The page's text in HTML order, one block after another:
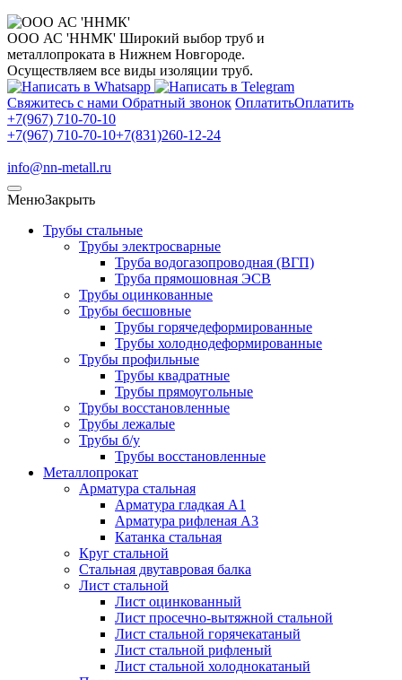
ООО АС 'ННМК' Широкий выбор труб и
металлопроката в Нижнем Новгороде.
Осуществляем все виды изоляции труб.
Свяжитесь с нами Обратный звонок ОплатитьОплатить
+7(967) 710-70-10
+7(967) 710-70-10+7(831)260-12-24
info@nn-metall.ru
МенюЗакрыть
Трубы стальные
Трубы электросварные
Труба водогазопроводная (ВГП)
Труба прямошовная ЭСВ
Трубы оцинкованные
Трубы бесшовные
Трубы горячедеформированные
Трубы холоднодеформированные
Трубы профильные
Трубы квадратные
Трубы прямоугольные
Трубы восстановленные
Трубы лежалые
Трубы б/у
Трубы восстановленные
Металлопрокат
Арматура стальная
Арматура гладкая А1
Арматура рифленая А3
Катанка стальная
Круг стальной
Стальная двутавровая балка
Лист стальной
Лист оцинкованный
Лист просечно-вытяжной стальной
Лист стальной горячекатаный
Лист стальной рифленый
Лист стальной холоднокатаный